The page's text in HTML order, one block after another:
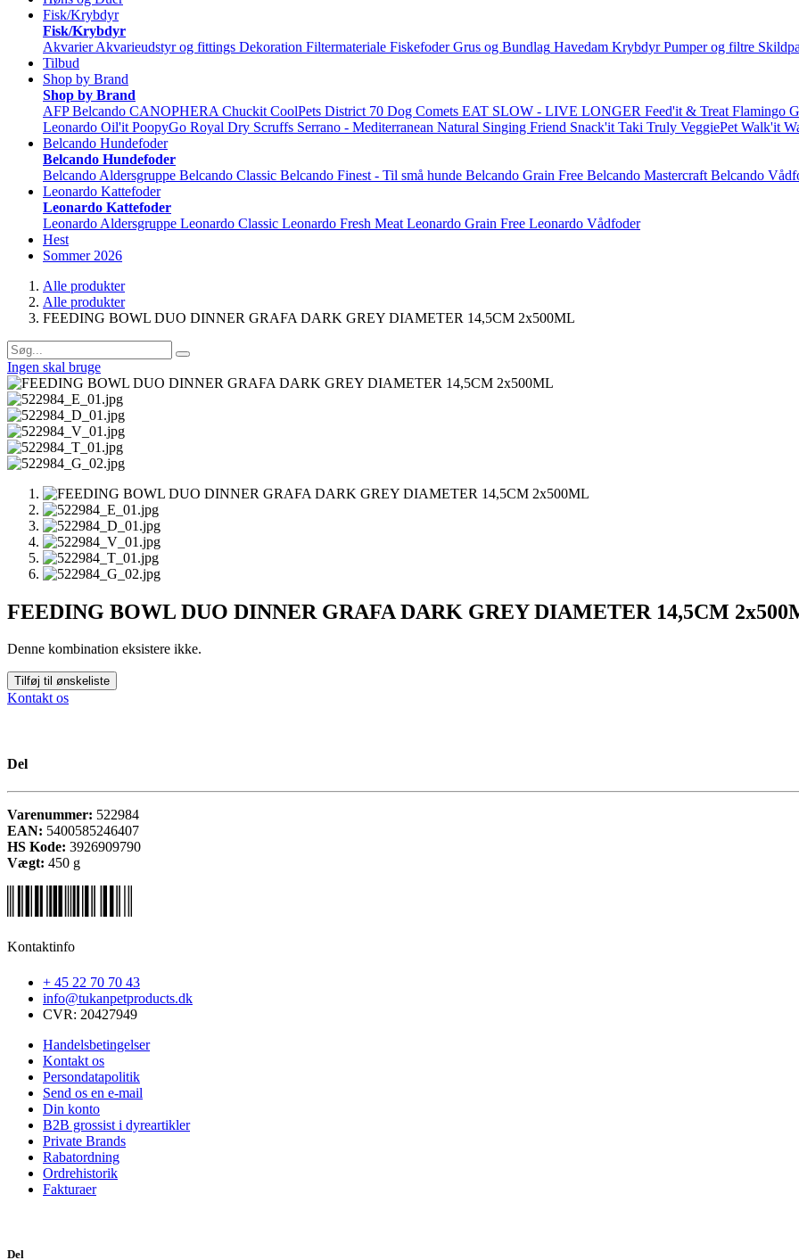
Fisk/Krybdyr
Fisk/Krybdyr
Akvarier Akvarieudstyr og fittings Dekoration Filtermateriale Fiskefoder Grus og Bundlag Havedam Krybdyr Pumper og filtre
Tilbud
Shop by Brand
Shop by Brand
AFP Belcando CANOPHERA Chuckit CoolPets District 70 Dog Comets EAT SLOW - LIVE LONGER Feed'it & Treat Flamingo
Leonardo Oil'it PoopyGo Royal Dry Scruffs Serrano - Mediterranean Natural Singing Friend Snack'it Taki Truly VeggiePet Walk'it
Belcando Hundefoder
Belcando Hundefoder
Belcando Aldersgruppe Belcando Classic Belcando Finest - Til små hunde Belcando Grain Free Belcando Mastercraft Belcando
Leonardo Kattefoder
Leonardo Kattefoder
Leonardo Aldersgruppe Leonardo Classic Leonardo Fresh Meat Leonardo Grain Free Leonardo Vådfoder
Hest
Sommer 2026
Alle produkter
Alle produkter
FEEDING BOWL DUO DINNER GRAFA DARK GREY DIAMETER 14,5CM 2x500ML
Ingen skal bruge
FEEDING BOWL DUO DINNER GRAFA DARK GREY DIAMETER 14,5CM
Denne kombination eksistere ikke.
Tilføj til ønskeliste
Kontakt os
Del
Varenummer: 522984
EAN: 5400585246407
HS Kode: 3926909790
Vægt: 450 g
Kontaktinfo
+ 45 22 70 70 43
info@tukanpetproducts.dk
CVR: 20427949
Handelsbetingelser
Kontakt os
Persondatapolitik
Send os en e-mail
Din konto
B2B grossist i dyreartikler
Private Brands
Rabatordning
Ordrehistorik
Fakturaer
Del